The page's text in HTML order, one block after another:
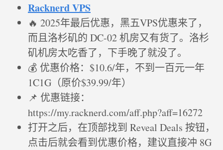
Racknerd VPS
🔥 2025年最后优惠，黑五VPS优惠来了，
而且洛杉矶的 DC-02 机房又有货了。洛杉
矶机房太吃香了，下手晚了就没了。
💰 优惠价格：$10.6/年，不到一百元一年
1C1G（原价$39.99/年）
📌 优惠链接：
https://my.racknerd.com/aff.php?aff=16272
打开之后，在顶部找到 Reveal Deals 按钮，
点击后就会看到优惠价格，建议直接冲 8G